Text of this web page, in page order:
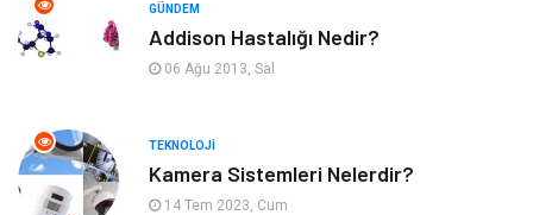
Organizasyon Hastalıklar
Kadın Hastalıkları Alternatif Tıp
GÜNDEM
Addison Hastalığı Nedir?
06 Ağu 2013, Sal
TEKNOLOJI
Kamera Sistemleri Nelerdir?
14 Tem 2023, Cum